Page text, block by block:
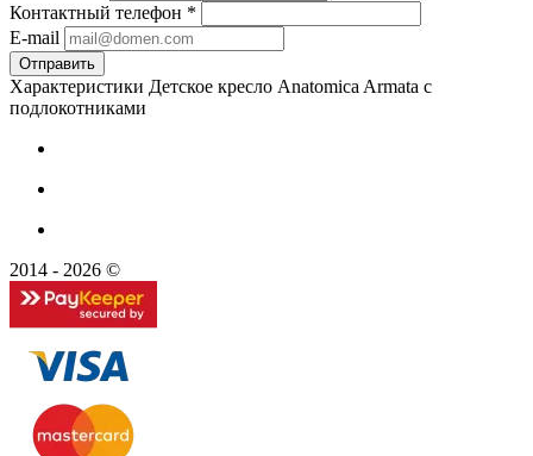
Контактный телефон *
E-mail
Характеристики Детское кресло Anatomica Armata с
подлокотниками
2014 - 2026 ©